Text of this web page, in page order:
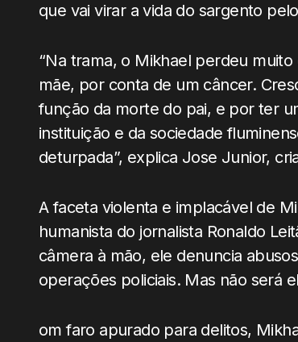
que vai virar a vida do sargento
“Na trama, o Mikhael perdeu
mãe, por conta de um câncer.
função da morte do pai, e por ter
instituição e da sociedade
deturpada”, explica Jose Junior,
A faceta violenta e implacável de
humanista do jornalista Ronaldo
câmera à mão, ele denuncia
operações policiais. Mas não será
om faro apurado para delitos,